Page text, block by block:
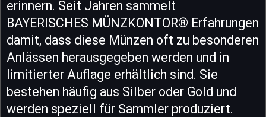
erinnern. Seit Jahren sammelt
BAYERISCHES MÜNZKONTOR® Erfahrungen
damit, dass diese Münzen oft zu besonderen
Anlässen herausgegeben werden und in
limitierter Auflage erhältlich sind. Sie
bestehen häufig aus Silber oder Gold und
werden speziell für Sammler produziert.